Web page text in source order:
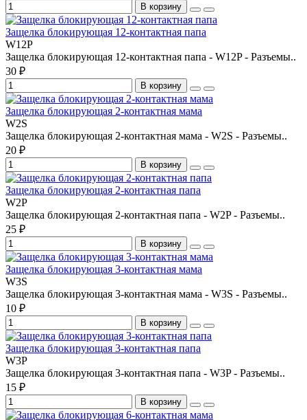
В корзину
Защелка блокирующая 12-контактная папа
W12P
Защелка блокирующая 12-контактная папа - W12P - Разъемы..
30 ₽
В корзину
Защелка блокирующая 2-контактная мама
W2S
Защелка блокирующая 2-контактная мама - W2S - Разъемы..
20 ₽
В корзину
Защелка блокирующая 2-контактная папа
W2P
Защелка блокирующая 2-контактная папа - W2P - Разъемы..
25 ₽
В корзину
Защелка блокирующая 3-контактная мама
W3S
Защелка блокирующая 3-контактная мама - W3S - Разъемы..
10 ₽
В корзину
Защелка блокирующая 3-контактная папа
W3P
Защелка блокирующая 3-контактная папа - W3P - Разъемы..
15 ₽
В корзину